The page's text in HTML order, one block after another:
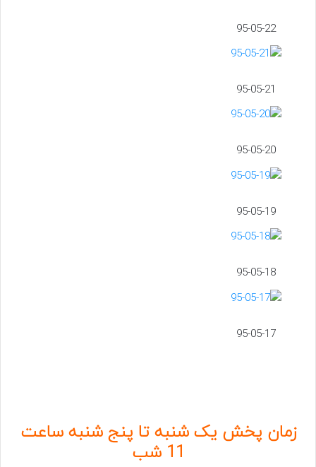
95-05-22
95-05-21
95-05-20
95-05-19
95-05-18
95-05-17
زمان پخش یک شنبه تا پنج شنبه ساعت
11 شب